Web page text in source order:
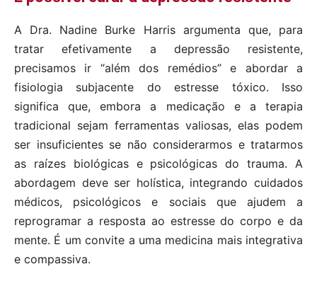
A Dra. Nadine Burke Harris argumenta que, para
tratar efetivamente a depressão resistente,
precisamos ir “além dos remédios” e abordar a
fisiologia subjacente do estresse tóxico. Isso
significa que, embora a medicação e a terapia
tradicional sejam ferramentas valiosas, elas podem
ser insuficientes se não considerarmos e tratarmos
as raízes biológicas e psicológicas do trauma. A
abordagem deve ser holística, integrando cuidados
médicos, psicológicos e sociais que ajudem a
reprogramar a resposta ao estresse do corpo e da
mente. É um convite a uma medicina mais integrativa
e compassiva.